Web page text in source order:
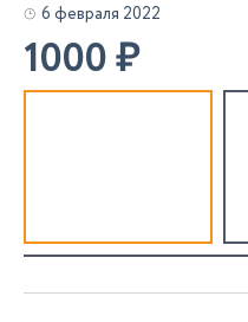
6 февраля 2022
1000₽